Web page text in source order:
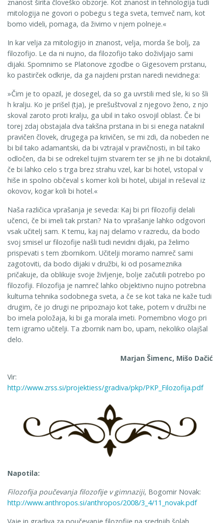
znanost širita človeško obzorje. Kot znanost in tehnologija tudi
mitologija ne govori o pobegu s tega sveta, temveč nam, kot
bomo videli, pomaga, da živimo v njem polneje.«
In kar velja za mitologijo in znanost, velja, morda še bolj, za
filozofijo. Le da ni nujno, da filozofijo tako doživljajo sami
dijaki. Spomnimo se Platonove zgodbe o Gigesovem prstanu,
ko pastirček odkrije, da ga najdeni prstan naredi nevidnega:
»Čim je to opazil, je dosegel, da so ga uvrstili med sle, ki so šli
h kralju. Ko je prišel (tja), je prešuštvoval z njegovo ženo, z njo
skoval zaroto proti kralju, ga ubil in tako osvojil oblast. Če bi
torej zdaj obstajala dva takšna prstana in bi si enega nataknil
pravičen človek, drugega pa krivičen, se mi zdi, da nobeden ne
bi bil tako adamant­ski, da bi vztrajal v pravičnosti, in bil tako
odločen, da bi se odrekel tujim stvarem ter se jih ne bi dotaknil,
če bi lahko celo s trga brez strahu vzel, kar bi hotel, vstopal v
hiše in spolno občeval s komer koli bi hotel, ubijal in reševal iz
okovov, kogar koli bi hotel.«
Naša različica vprašanja je seveda: Kaj bi pri filozofiji delali
učenci, če bi imeli tak prstan? Na to vprašanje lahko odgovori
vsak učitelj sam. K temu, kaj naj delamo v razredu, da bodo
svoj smisel ur filozofije našli tudi nevidni dijaki, pa želimo
prispevati s tem zbornikom. Učitelji moramo namreč sami
zagotoviti, da bodo dijaki v družbi, ki od posameznika
pričakuje, da oblikuje svoje življenje, bolje začutili potrebo po
filozofiji. Filozofija je namreč lahko objektivno nujno potrebna
kulturna tehnika sodobnega sveta, a če se kot taka ne kaže tudi
drugim, če jo drugi ne pripoznajo kot take, potem v družbi ne
bo imela položaja, ki bi ga morala imeti. Pomembno vlogo pri
tem igramo učitelji. Ta zbornik nam bo, upam, nekoliko olajšal
delo.
Marjan Šimenc, Mišo Dačić
Vir:
http://www.zrss.si/projektiess/gradiva/pkp/PKP_Filozofija.pdf
Napotila:
Filozofija poučevanja filozofije v gimnaziji, Bogomir Novak:
http://www.anthropos.si/anthropos/2008/3_4/11_novak.pdf